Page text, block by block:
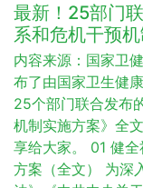
最新！25部门
系和危机干预机
内容来源：国家卫
布了由国家卫生健
25个部门联合发布
机制实施方案》全
享给大家。 01 健
方案（全文） 为深